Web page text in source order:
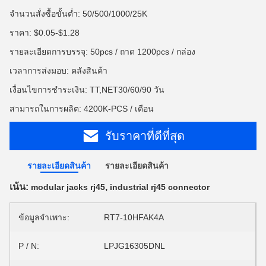
จำนวนสั่งซื้อขั้นต่ำ: 50/500/1000/25K
ราคา: $0.05-$1.28
รายละเอียดการบรรจุ: 50pcs / ถาด 1200pcs / กล่อง
เวลาการส่งมอบ: คลังสินค้า
เงื่อนไขการชำระเงิน: TT,NET30/60/90 วัน
สามารถในการผลิต: 4200K-PCS / เดือน
รับราคาที่ดีที่สุด
รายละเอียดสินค้า รายละเอียดสินค้า
เน้น: modular jacks rj45, industrial rj45 connector
ข้อมูลจำเพาะ: RT7-10HFAK4A
P / N: LPJG16305DNL